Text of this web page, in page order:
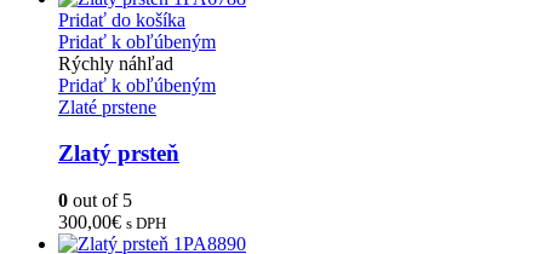
Pridať do košíka
Pridať k obľúbeným
Rýchly náhľad
Pridať k obľúbeným
Zlaté prstene
Zlatý prsteň
0 out of 5
300,00€ s DPH